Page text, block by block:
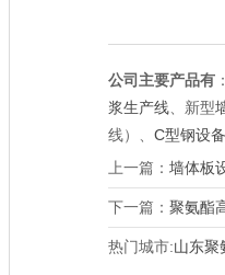
公司主要产品有
浆生产线 、新型
线）、 C型钢设备
上一篇： 墙体板
下一篇： 聚氨酯
热门城市:山东聚